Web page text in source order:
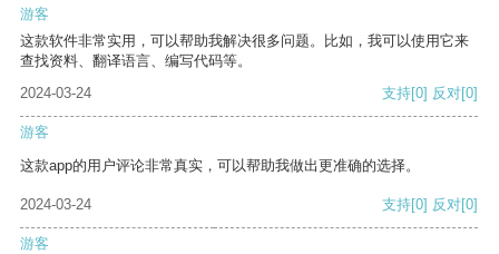
游客
这款软件非常实用，可以帮助我解决很多问题。比如，我可以使用它来
查找资料、翻译语言、编写代码等。
2024-03-24
支持[0] 反对[0]
游客
这款app的用户评论非常真实，可以帮助我做出更准确的选择。
2024-03-24 支持[0] 反对[0]
游客